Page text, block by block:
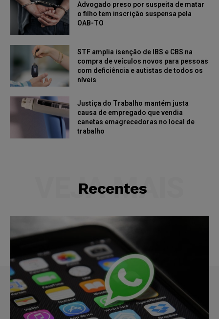
Advogado preso por suspeita de matar
o filho tem inscrição suspensa pela
OAB-TO
STF amplia isenção de IBS e CBS na
compra de veículos novos para pessoas
com deficiência e autistas de todos os
níveis
Justiça do Trabalho mantém justa
causa de empregado que vendia
canetas emagrecedoras no local de
trabalho
Recentes
VEJA MAIS